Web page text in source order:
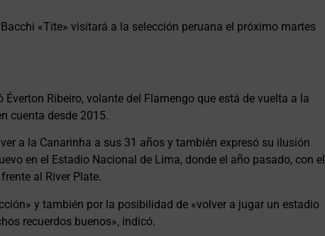
«Tite» visitará a la selección peruana el próximo martes
Ribeiro, volante del Flamengo que está de vuelta a la
cuenta desde 2015.
a la Canarinha a sus 31 años y también expresó su ilusión
en el Estadio Nacional de Lima, donde el año pasado, con el
al River Plate.
y también por la posibilidad de «volver a jugar un estadio
recuerdos buenos», indicó.